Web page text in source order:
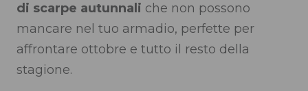
di scarpe autunnali che non possono
mancare nel tuo armadio, perfette per
affrontare ottobre e tutto il resto della
stagione.